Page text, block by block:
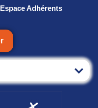
Espace Adhérents